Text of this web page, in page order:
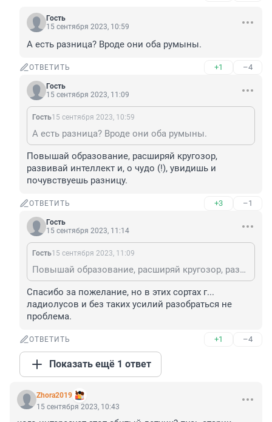
Гость
15 сентября 2023, 10:59
А есть разница? Вроде они оба румыны.
ОТВЕТИТЬ +1 –4
Гость
15 сентября 2023, 11:09
Гость15 сентября 2023, 10:59
А есть разница? Вроде они оба румыны.
Повышай образование, расширяй кругозор,
развивай интеллект и, о чудо (!), увидишь и
почувствуешь разницу.
ОТВЕТИТЬ +3 –1
Гость
15 сентября 2023, 11:14
Гость15 сентября 2023, 11:09
Повышай образование, расширяй кругозор, развивай интеллект и, о чудо (!), увидишь и почувствуешь разницу.
Спасибо за пожелание, но в этих сортах г...
ладиолусов и без таких усилий разобраться не
проблема.
ОТВЕТИТЬ +1 –4
Показать ещё 1 ответ
Zhora2019
15 сентября 2023, 10:43